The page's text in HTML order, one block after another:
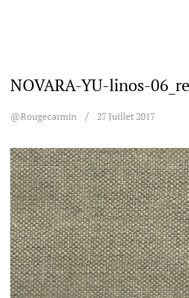
NOVARA-YU-linos-
@rougecarmin 27 Juillet 2017